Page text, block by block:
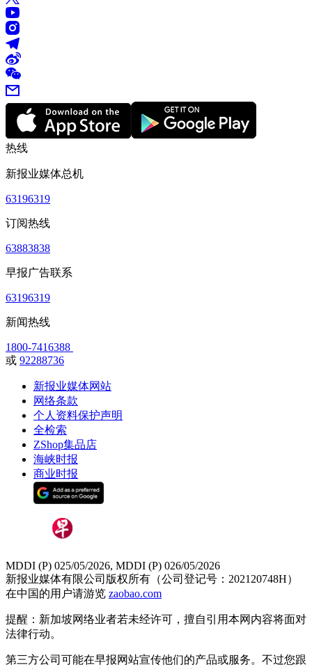
热线
新报业媒体总机
63196319
订阅热线
63883838
早报广告联系
63196319
新闻热线
1800-7416388
或 92288736
新报业媒体网站
网络条款
个人资料保护声明
全检索
ZShop集品店
海峡时报
商业时报
MDDI (P) 025/05/2026, MDDI (P) 026/05/2026
新报业媒体有限公司版权所有（公司登记号：202120748H）
在中国的用户请游览 zaobao.com
提醒：新加坡网络业者若未经许可，擅自引用本网内容将面对
法律行动。
第三方公司可能在早报网站宣传他们的产品或服务。不过您跟